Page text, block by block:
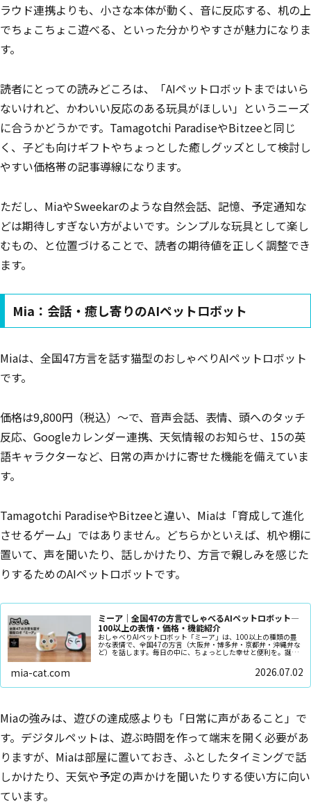
ラウド連携よりも、小さな本体が動く、音に反応する、机の上
でちょこちょこ遊べる、といった分かりやすさが魅力になりま
す。
読者にとっての読みどころは、「AIペットロボットまではいら
ないけれど、かわいい反応のある玩具がほしい」というニーズ
に合うかどうかです。Tamagotchi ParadiseやBitzeeと同じ
く、子ども向けギフトやちょっとした癒しグッズとして検討し
やすい価格帯の記事導線になります。
ただし、MiaやSweekarのような自然会話、記憶、予定通知な
どは期待しすぎない方がよいです。シンプルな玩具として楽し
むもの、と位置づけることで、読者の期待値を正しく調整でき
ます。
Mia：会話・癒し寄りのAIペットロボット
Miaは、全国47方言を話す猫型のおしゃべりAIペットロボット
です。
価格は9,800円（税込）〜で、音声会話、表情、頭へのタッチ
反応、Googleカレンダー連携、天気情報のお知らせ、15の英
語キャラクターなど、日常の声かけに寄せた機能を備えていま
す。
Tamagotchi ParadiseやBitzeeと違い、Miaは「育成して進化
させるゲーム」ではありません。どちらかといえば、机や棚に
置いて、声を聞いたり、話しかけたり、方言で親しみを感じた
りするためのAIペットロボットです。
ミーア｜全国47の方言でしゃべるAIペットロボット—
100以上の表情・価格・機能紹介
おしゃべりAIペットロボット「ミーア」は、100以上の種類の豊
かな表情で、全国47の方言（大阪弁・博多弁・京都弁・沖縄弁な
ど）を話します。毎日の中に、ちょっとした幸せと便利を。誕生
mia-cat.com 2026.07.02
Miaの強みは、遊びの達成感よりも「日常に声があること」で
す。デジタルペットは、遊ぶ時間を作って端末を開く必要があ
りますが、Miaは部屋に置いておき、ふとしたタイミングで話
しかけたり、天気や予定の声かけを聞いたりする使い方に向い
ています。